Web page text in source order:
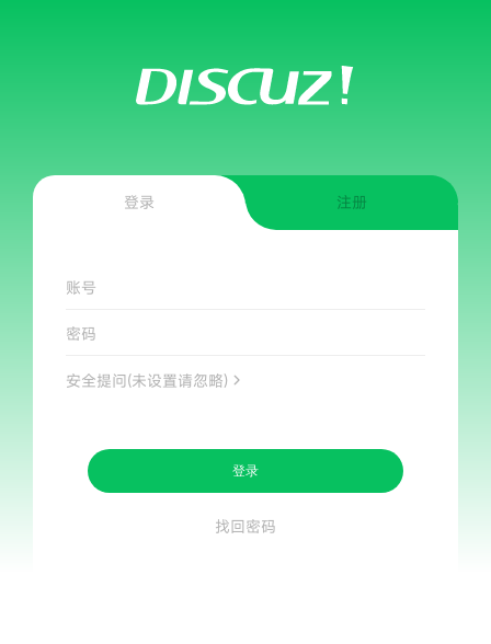
登录 注册
账号
密码
安全提问(未设置请忽略)
登录
找回密码